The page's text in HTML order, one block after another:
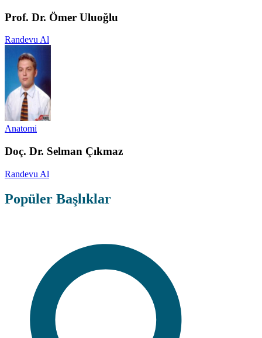
Prof. Dr. Ömer Uluoğlu
Randevu Al
Anatomi
Doç. Dr. Selman Çıkmaz
Randevu Al
Popüler Başlıklar